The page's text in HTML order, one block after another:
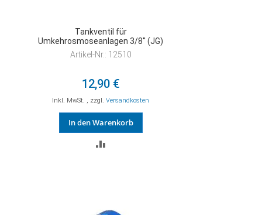
Tankventil für
Umkehrosmoseanlagen 3/8'' (JG)
Artikel-Nr.: 12510
12,90 €
Inkl. MwSt. , zzgl.Versandkosten
In den Warenkorb